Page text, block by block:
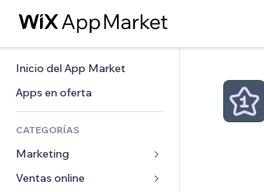
Inicio del App Market
Apps en oferta
CATEGORÍAS
Marketing
Anuncios
Ventas online